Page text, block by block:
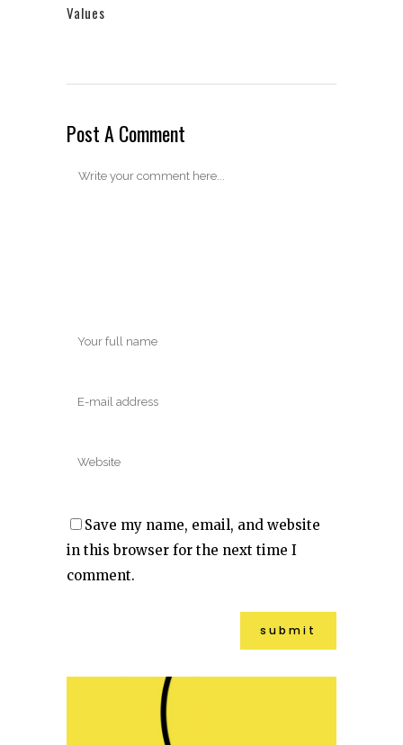
Values
Post A Comment
Save my name, email, and website
in this browser for the next time I
comment.